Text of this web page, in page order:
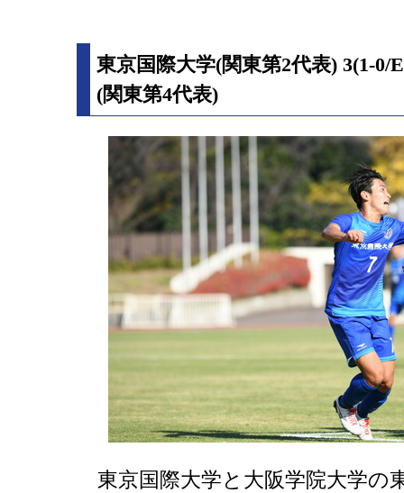
東京国際大学(関東第2代表) 3(1-0/
(関東第4代表)
東京国際大学と大阪学院大学の